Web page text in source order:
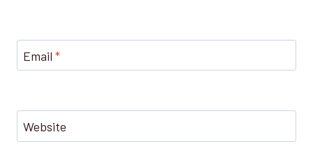
Email *
Website